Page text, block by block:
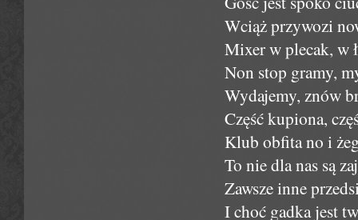
Wciąż przywozi
Mixer w plecak, w
Non stop gramy,
Wydajemy, znów
Część kupiona,
Klub obfita no i
To nie dla nas są
Zawsze inne
I choć gadka jest